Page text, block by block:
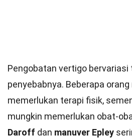
Pengobatan vertigo bervariasi
penyebabnya. Beberapa
memerlukan terapi fisik,
mungkin memerlukan obat-
Daroff dan manuver Epley